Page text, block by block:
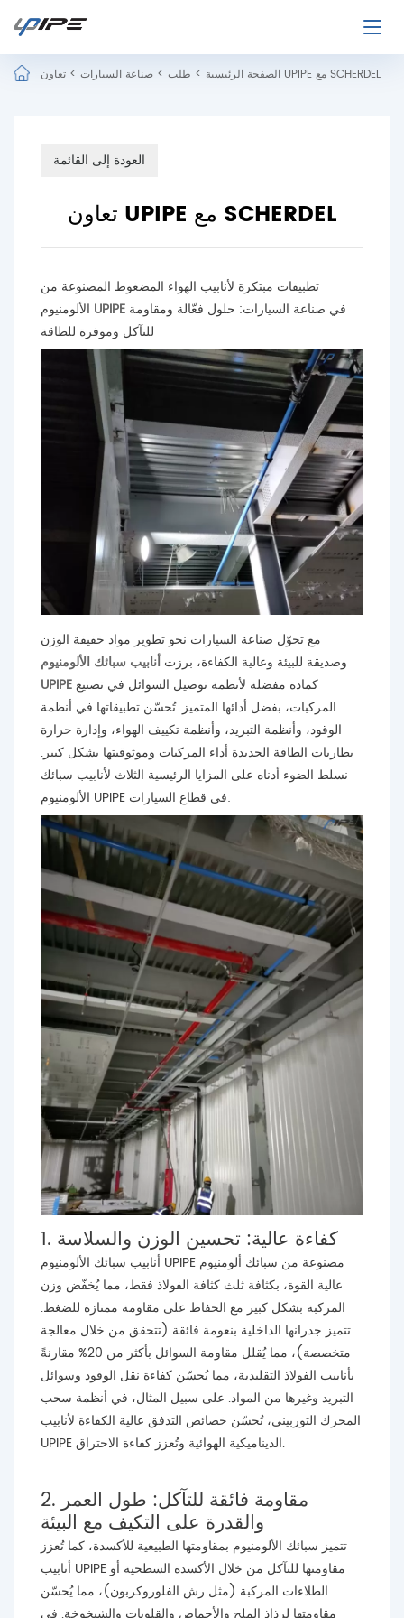
الصفحة الرئيسية > طلب > صناعة السيارات > تعاون UPIPE مع SCHERDEL
العودة إلى القائمة
تعاون UPIPE مع SCHERDEL
تطبيقات مبتكرة لأنابيب الهواء المضغوط المصنوعة من
UPIPE
للتآكل وموفرة للطاقة
مع تحوّل صناعة السيارات نحو تطوير مواد خفيفة الوزن
وصديقة للبيئة وعالية الكفاءة، برزت أنابيب سبائك الألومنيوم
UPIPE
المركبات، بفضل أدائها المتميز. تُحسّن تطبيقاتها في أنظمة
الوقود، وأنظمة التبريد، وأنظمة تكييف الهواء، وإدارة حرارة
بطاريات الطاقة الجديدة أداء المركبات وموثوقيتها بشكل كبير.
نسلط الضوء أدناه على المزايا الرئيسية الثلاث لأنابيب سبائك
الألومنيوم UPIPE في قطاع السيارات:
أنابيب سبائك الألومنيوم UPIPE مصنوعة من سبائك ألومنيوم
عالية القوة، بكثافة ثلث كثافة الفولاذ فقط، مما يُخفّض وزن
المركبة بشكل كبير مع الحفاظ على مقاومة ممتازة للضغط.
تتميز جدرانها الداخلية بنعومة فائقة (تتحقق من خلال معالجة
متخصصة)، مما يُقلل مقاومة السوائل بأكثر من 20% مقارنةً
بأنابيب الفولاذ التقليدية، مما يُحسّن كفاءة نقل الوقود وسوائل
التبريد وغيرها من المواد. على سبيل المثال، في أنظمة سحب
المحرك التوربيني، تُحسّن خصائص التدفق عالية الكفاءة لأنابيب
UPIPE الديناميكية الهوائية وتُعزز كفاءة الاحتراق.
2. مقاومة فائقة للتآكل: طول العمر
تتميز سبائك الألومنيوم بمقاومتها الطبيعية للأكسدة، كما تُعزز
أنابيب UPIPE مقاومتها للتآكل من خلال الأكسدة السطحية أو
الطلاءات المركبة (مثل رش الفلوروكربون)، مما يُحسّن